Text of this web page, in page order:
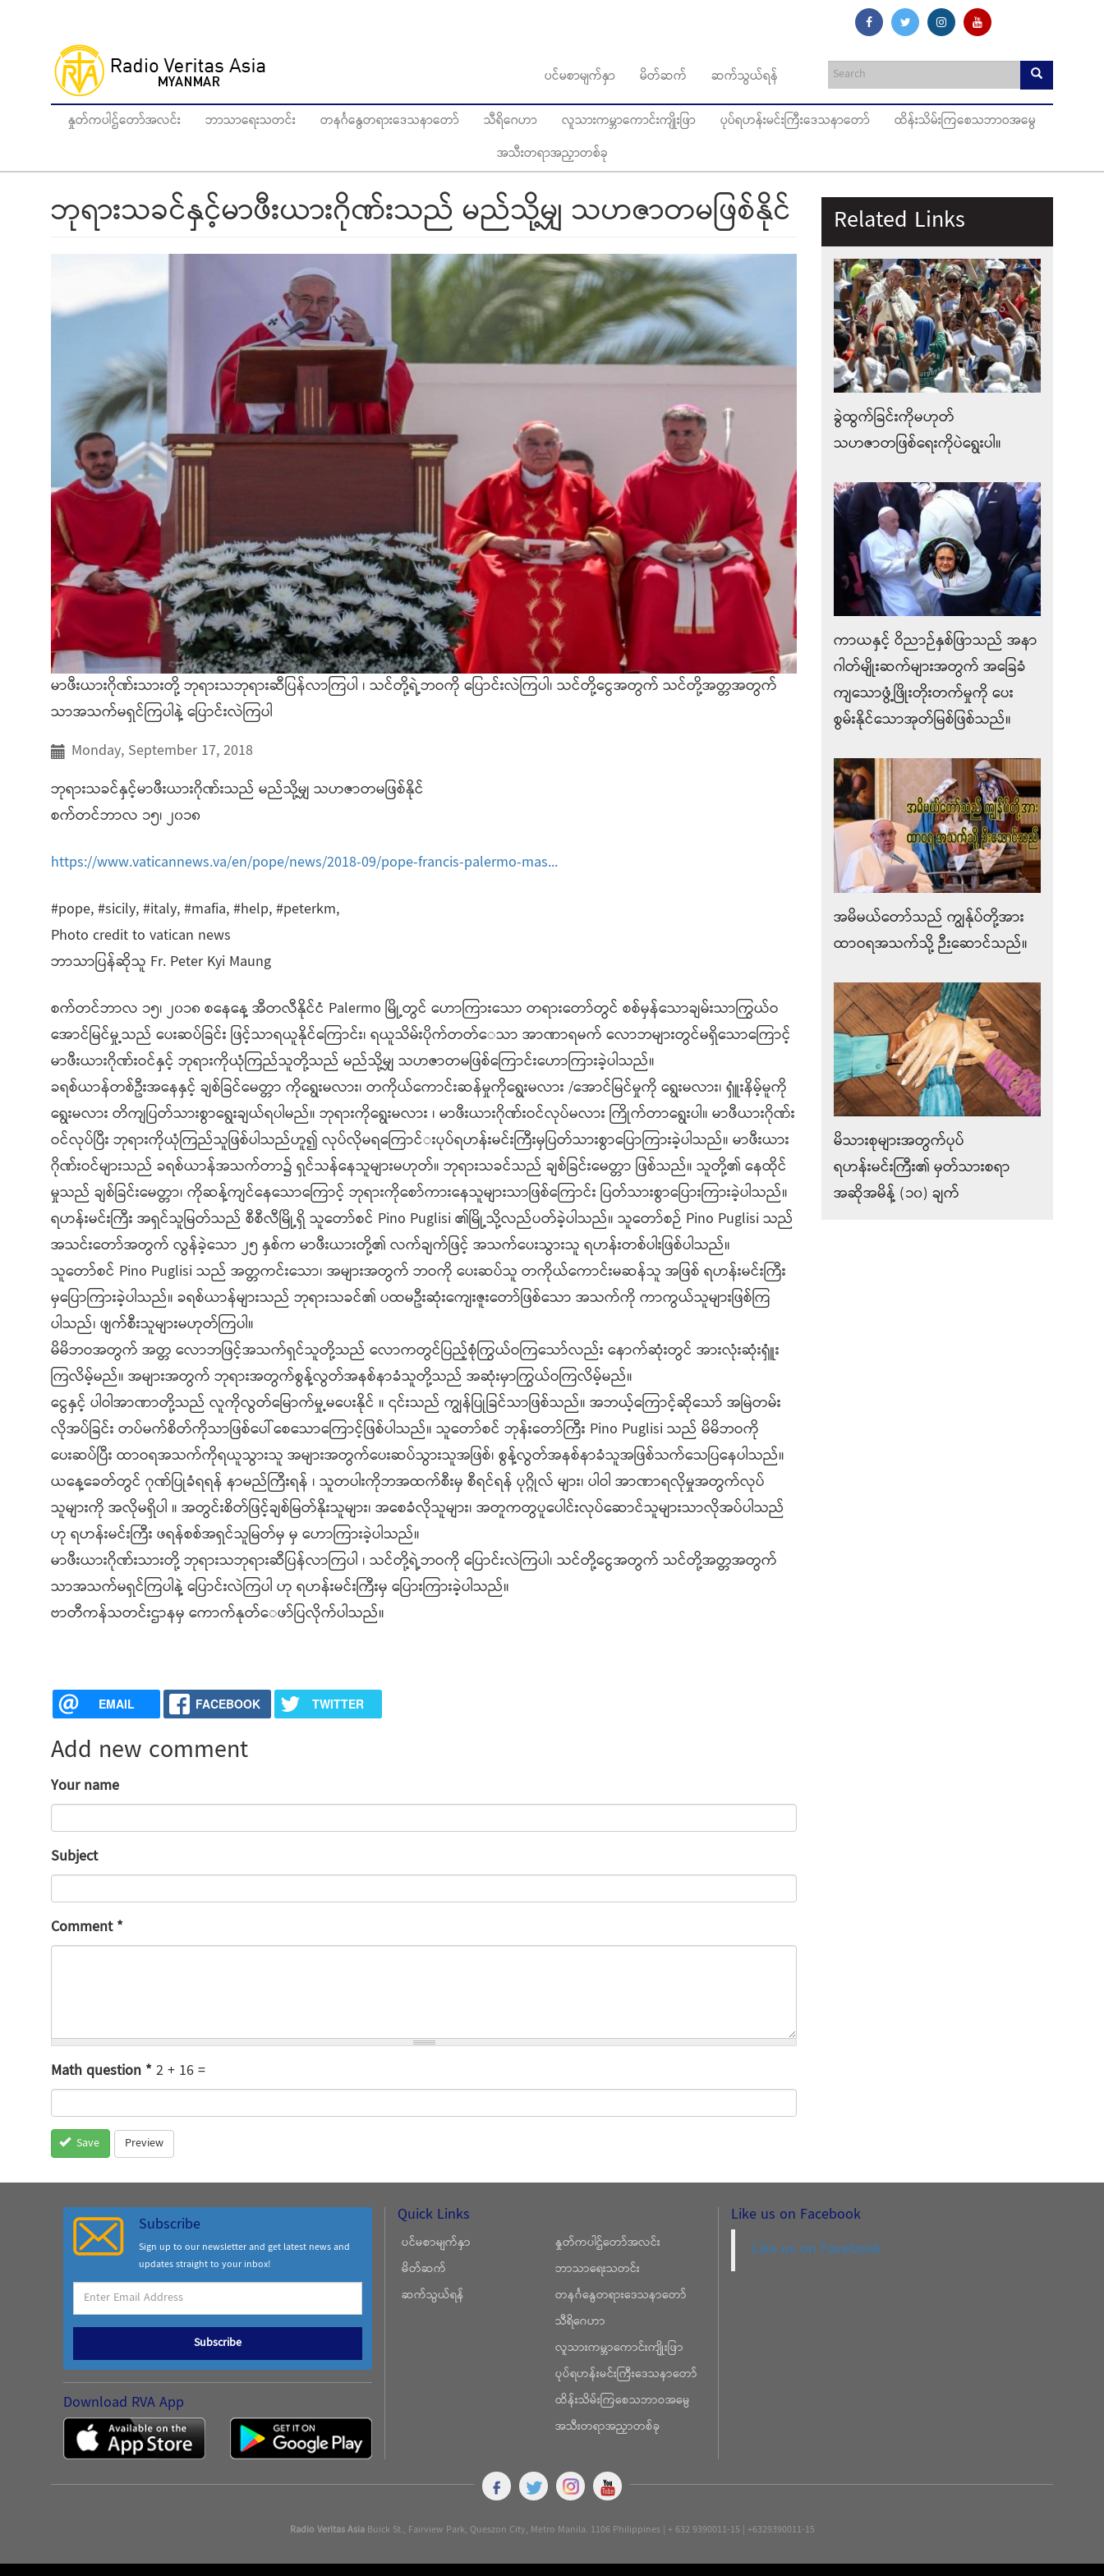
ပင်မစာမျက်နှာ မိတ်ဆက် ဆက်သွယ်ရန်
နှုတ်ကပါဌ်တော်အလင်း ဘာသာရေးသတင်း တနင်္ဂနွေတရားဒေသနာတော် သီရိဂေဟာ လူသားကမ္ဘာကောင်းကျိုးဖြာ ပုပ်ရဟန်းမင်းကြီးဒေသနာတော်
ထိန်းသိမ်းကြစေသဘာဝအမွေ
အသီးတရာအညှာတစ်ခု
ဘုရားသခင်နှင့်မာဖီးယားဂိုဏ်းသည် မည်သို့မျှ သဟဇာတမဖြစ်နိုင်
မာဖီးယားဂိုဏ်းသားတို့ ဘုရားသဘုရားဆီပြန်လာကြပါ ၊ သင်တို့ရဲ့ဘဝကို ပြောင်းလဲကြပါ၊ သင်တို့ငွေအတွက် သင်တို့အတ္တအတွက်
သာအသက်မရှင်ကြပါနဲ့ ပြောင်းလဲကြပါ
Monday, September 17, 2018
ဘုရားသခင်နှင့်မာဖီးယားဂိုဏ်းသည် မည်သို့မျှ သဟဇာတမဖြစ်နိုင်
စက်တင်ဘာလ ၁၅၊ ၂၀၁၈
https://www.vaticannews.va/en/pope/news/2018-09/pope-francis-palermo-mas...
#pope, #sicily, #italy, #mafia, #help, #peterkm,
Photo credit to vatican news
ဘာသာပြန်ဆိုသူ Fr. Peter Kyi Maung
စက်တင်ဘာလ ၁၅၊ ၂၀၁၈ စနေနေ့ အီတလီနိုင်ငံ Palermo မြို့တွင် ဟောကြားသော တရားတော်တွင် စစ်မှန်သောချမ်းသာကြွယ်ဝ
အောင်မြင်မှု့သည် ​ပေးဆပ်ခြင်း ဖြင့်သာရယူနိုင်ကြောင်း၊ ရယူသိမ်းပိုက်တတ်​ေ​သာ အာဏာရမက် လောဘများတွင်မရှိ​​သောကြောင့်
မာဖီးယားဂိုဏ်းဝင်နှင့် ဘုရားကိုယုံကြည်သူတို့သည် မည်သို့မျှ သဟဇာတမဖြစ်ကြောင်းဟောကြားခဲ့ပါသည်။
ခရစ်ယာန်တစ်​ဦးအနေနှင့် ချစ်ခြင်မေတ္တာ ကိုရွေးမလား၊ တကိုယ်ကောင်းဆန်မှုကိုရွေးမလား /အောင်မြင်မှုကို ​ရွေးမလား၊ ရှူံးနိမ့်မူကို
ရွေးမလား တိကျပြတ်သားစွာရွေးချယ်ရပါမည်။ ဘုရားကိုရွေးမလား ၊ မာဖီးယားဂိုဏ်းဝင်လုပ်မလား ကြိုက်တာရွေးပါ။ မာဖီယားဂိုဏ်း
ဝ​င်လုပ်ပြီး ဘုရားကိုယုံကြည်​သူဖြစ်ပါသည်ဟူ၍ လုပ်လိုမရ​ကြောင်​းပုပ်ရဟန်းမင်းကြီးမှပြတ်သားစွာပြောကြားခဲ့ပါသည်။ မာဖီးယား
ဂိုဏ်းဝင်များသည် ခရစ်ယာန်အသက်တာ၌ ရှင်သန်နေသူများမဟုတ်။ ဘုရားသခင်သည် ချစ်ခြင်း​မေတ္တာ ဖြစ်သည်။ သူတို့၏ နေထိုင်
မှုသည် ချစ်ခြင်းမေတ္တာ၊ ကိုဆန့်ကျင်နေသောကြောင့် ဘုရားကိုစော်ကားနေသူများသာဖြစ်ကြောင်း ပြတ်သားစွာပြေားကြားခဲ့ပါသည်။
ရဟန်းမင်းကြီး အရှင်သူမြတ်သည် စီစီလီမြို့ရှိ သူတော်စင်​ Pino Puglisi ၏မြို့သို့လည်ပတ်ခဲ့ပါသည်။ သူတော်စဉ် Pino Puglisi သည်
အသင်းတော်အတွက် လွန်ခဲ့​သော ၂၅ နှစ်က မာဖီးယားတို့၏ လက်ချက်ဖြင့် အသက်ပေးသွားသူ ရဟန်းတစ်​ပါးဖြစ်ပါသည်။
သူတော်စင်​ Pino Puglisi သည် အတ္တကင်းသော၊ အများအတွက် ဘဝကို ​ပေးဆပ်သူ တကိုယ်ကောင်းမဆန်သူ အဖြစ် ရဟန်းမင်းကြီး
မှပြောကြားခဲ့ပါသည်။ ခရစ်ယာန်များသည် ဘုရားသခင်၏ ပထမဦးဆုံးကျေးဇူး​တော်ဖြစ်သော အသက်ကို ကာကွယ်သူများဖြစ်ကြ
ပါသည်၊ ဖျက်စီးသူများမဟုတ်ကြပါ။
မိမိဘဝအတွက် အတ္တ လောဘဖြင့်အသက်ရှင်သူတို့သည် လောကတွင်ပြည့်စုံကြွယ်ဝကြသော်လည်း နောက်ဆုံးတွင် အားလုံးဆုံးရှူံး
ကြလိမ့်မည်။ အများအတွက် ဘုရားအတွက်စွန့်လွတ်အနစ်နာခံသူတို့သည် အဆုံးမှာကြွယ်ဝကြလိမ့်မည်။
ငွေနှင့် ပါဝါအာဏာတို့သည် လူကိုလွတ်မြောက်မှု့မပေးနိုင် ။ ၎င်းသည် ​ကျွန်ပြုခြင်သာဖြစ်သည်​။ အဘယ့်ကြောင့်ဆိုသော် အမြဲတမ်း
လိုအပ်ခြင်း တပ်မက်စိတ်ကိုသာဖြစ်ပေါ်စေသောကြောင့်ဖြစ်ပါသည်။ သူတော်စင် ​ဘုန်းတော်ကြီး Pino Puglisi သည် မိမိဘဝကို
ပေးဆပ်ပြီး ထာဝရအသက်ကိုရယူသွားသူ အများအတွက်ပေးဆပ်သွားသူအဖြစ်၊ စွန့်လွတ်အနစ်နာခံသူအဖြစ်သက်သေပြနေပါသည်။
ယနေ့ခေတ်တွင် ဂုဏ်ပြုခံရရန် နာမည်ကြီးရန် ၊ သူတပါးကိုဘအထက်စီးမှ စီရင်ရန် ပုဂ္ဂိုလ် များ၊ ပါဝါ အာဏာရလိုမှုအတွက်လုပ်
သူများကို အလိုမရှိပါ ။ အတွင်းစိတ်ဖြင့်ချစ်မြတ်နိုးသူများ၊ အစေခံလိုသူများ၊ အတူကတွပူပေါင်းလုပ်ဆောင်သူများသာလိုအပ်ပါသည်
ဟု ရဟန်းမင်းကြီး ဖရန်စစ်အရှင်သူမြတ်မှ မှ ဟောကြားခဲ့ပါသည်။
မာဖီးယားဂိုဏ်းသားတို့ ဘုရားသဘုရားဆီပြန်လာကြပါ ၊ သင်တို့ရဲ့ဘဝကို ပြောင်းလဲကြပါ၊ သင်တို့ငွေအတွက် သင်တို့အတ္တအတွက်
သာအသက်မရှင်ကြပါနဲ့ ပြောင်းလဲကြပါ ဟု ရဟန်းမင်းကြီးမှ ပြေားကြားခဲ့ပါသည်။
ဗာတီကန်သတင်းဌာနမှ ကောက်နုတ်​ေ​ဖာ်ပြလိုက်ပါသည်။
EMAIL FACEBOOK TWITTER
Add new comment
Your name
Subject
Comment*
Math question*2 + 16 =
Save Preview
Related Links
ခွဲထွက်ခြင်းကိုမဟုတ်
သဟဇာတဖြစ်ရေးကိုပဲရွေးပါ။
ကာယနှင့် ဝိညာဉ်နှစ်ဖြာသည် အနာ
ဂါတ်မျိုးဆက်များအတွက် အခြေခံ
ကျသောဖွံ့ဖြိုးတိုးတက်မှုကို ပေး
စွမ်းနိုင်သောအုတ်မြစ်ဖြစ်သည်။
အမိမယ်တော်သည် ကျွန်ုပ်တို့အား
ထာဝရအသက်သို့ ဉီးဆောင်သည်။
မိသားစုများအတွက်ပုပ်
ရဟန်းမင်းကြီး၏ မှတ်သားစရာ
အဆိုအမိန့် (၁၀) ချက်
Subscribe
Sign up to our newsletter and get latest news and
updates straight to your inbox!
Subscribe
Download RVA App
Quick Links
ပင်မစာမျက်နှာ
မိတ်ဆက်
ဆက်သွယ်ရန်
နှုတ်ကပါဌ်တော်အလင်း
ဘာသာရေးသတင်း
တနင်္ဂနွေတရားဒေသနာတော်
သီရိဂေဟာ
လူသားကမ္ဘာကောင်းကျိုးဖြာ
ပုပ်ရဟန်းမင်းကြီးဒေသနာတော်
ထိန်းသိမ်းကြစေသဘာဝအမွေ
အသီးတရာအညှာတစ်ခု
Like us on Facebook
Like us on Facebook
Radio Veritas AsiaBuick St., Fairview Park, Queszon City, Metro Manila. 1106 Philippines | + 632 9390011-15 | +6329390011-15